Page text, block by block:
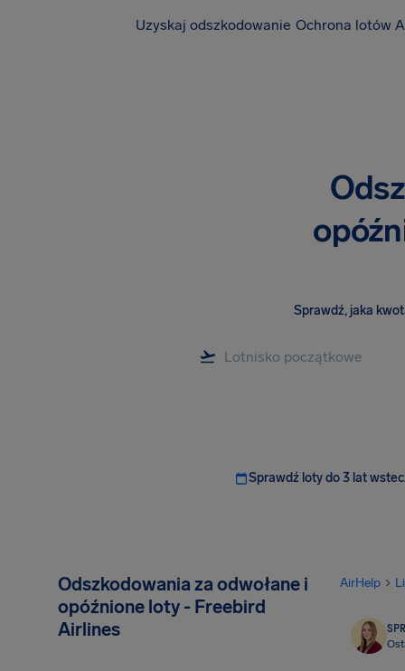
Uzyskaj odszkodowanie Ochrona lotów
Sprawdź, jaka
Sprawdź loty do 3 lat
Odszkodowania za odwołane i
opóźnione loty - Freebird
Airlines
AirHelp